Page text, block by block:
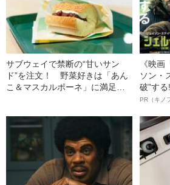
サブウェイで禁断の“甘いサン
ド”を注文！ 野菜好きは「あん
こ＆マスカルポーネ」に満足で
《映
ソン・
破”す
ボ》
PR（キノ